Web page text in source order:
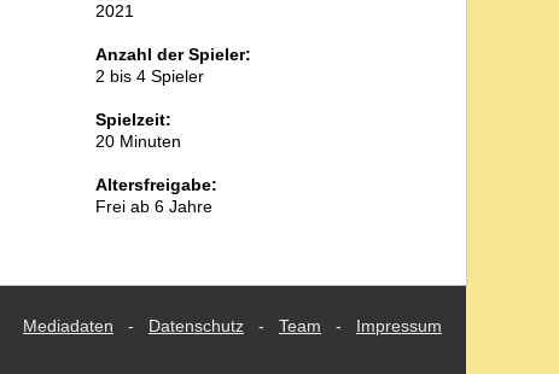
2021
Anzahl der Spieler:
2 bis 4 Spieler
Spielzeit:
20 Minuten
Altersfreigabe:
Frei ab 6 Jahre
Mediadaten - Datenschutz - Team - Impressum